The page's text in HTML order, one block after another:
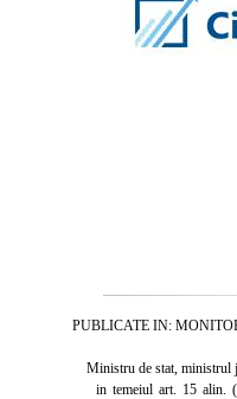
PUBLICATE IN:
Ministru de stat, ministrul
in temeiul art. 15 alin.